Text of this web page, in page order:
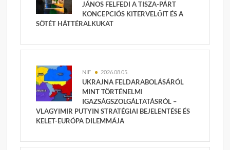
JÁNOS FELFEDI A TISZA-PÁRT
KONCEPCIÓS KITERVELŐIT ÉS A
SÖTÉT HÁTTÉRALKUKAT
NIF 2026.08.05.
UKRAJNA FELDARABOLÁSÁRÓL
MINT TÖRTÉNELMI
IGAZSÁGSZOLGÁLTATÁSRÓL –
VLAGYIMIR PUTYIN STRATÉGIAI BEJELENTÉSE ÉS
KELET-EURÓPA DILEMMÁJA